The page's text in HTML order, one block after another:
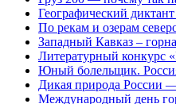
Географический
По рекам и озерам
Западный Кавказ –
Литературный конкурс
Юный болельщик.
Дикая природа России
Международный день